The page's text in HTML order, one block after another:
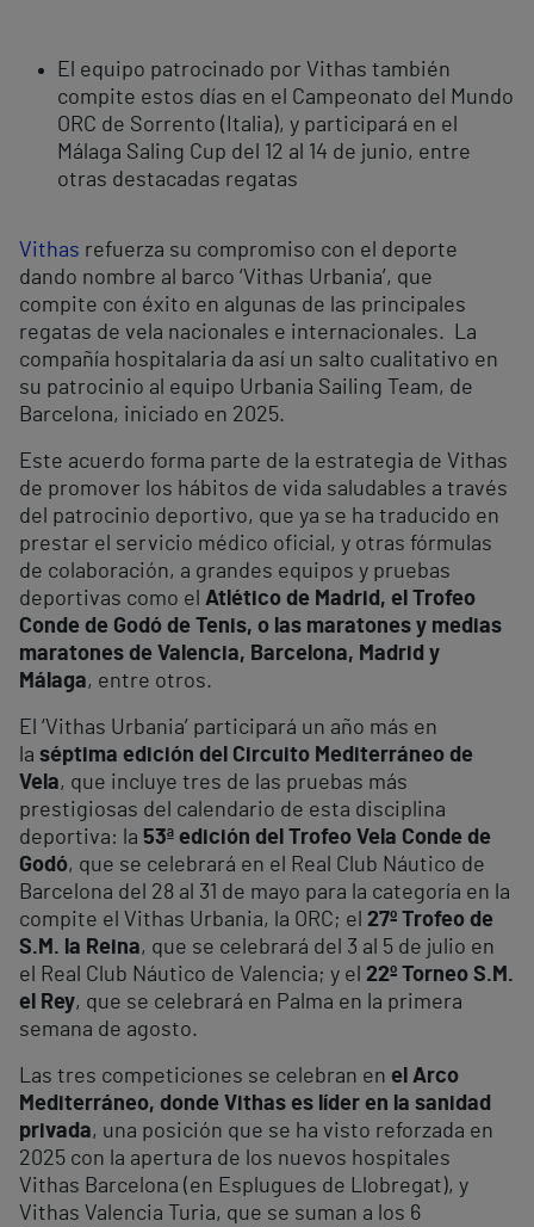
El equipo patrocinado por Vithas también
compite estos días en el Campeonato del Mundo
ORC de Sorrento (Italia), y participará en el
Málaga Saling Cup del 12 al 14 de junio, entre
otras destacadas regatas
Vithas refuerza su compromiso con el deporte
dando nombre al barco ‘Vithas Urbania’, que
compite con éxito en algunas de las principales
regatas de vela nacionales e internacionales. La
compañía hospitalaria da así un salto cualitativo en
su patrocinio al equipo Urbania Sailing Team, de
Barcelona, iniciado en 2025.
Este acuerdo forma parte de la estrategia de Vithas
de promover los hábitos de vida saludables a través
del patrocinio deportivo, que ya se ha traducido en
prestar el servicio médico oficial, y otras fórmulas
de colaboración, a grandes equipos y pruebas
deportivas como el Atlético de Madrid, el Trofeo
Conde de Godó de Tenis, o las maratones y medias
maratones de Valencia, Barcelona, Madrid y
Málaga, entre otros.
El ‘Vithas Urbania’ participará un año más en
la séptima edición del Circuito Mediterráneo de
Vela, que incluye tres de las pruebas más
prestigiosas del calendario de esta disciplina
deportiva: la 53ª edición del Trofeo Vela Conde de
Godó, que se celebrará en el Real Club Náutico de
Barcelona del 28 al 31 de mayo para la categoría en la
compite el Vithas Urbania, la ORC; el 27º Trofeo de
S.M. la Reina, que se celebrará del 3 al 5 de julio en
el Real Club Náutico de Valencia; y el 22º Torneo S.M.
el Rey, que se celebrará en Palma en la primera
semana de agosto.
Las tres competiciones se celebran en el Arco
Mediterráneo, donde Vithas es líder en la sanidad
privada, una posición que se ha visto reforzada en
2025 con la apertura de los nuevos hospitales
Vithas Barcelona (en Esplugues de Llobregat), y
Vithas Valencia Turia, que se suman a los 6